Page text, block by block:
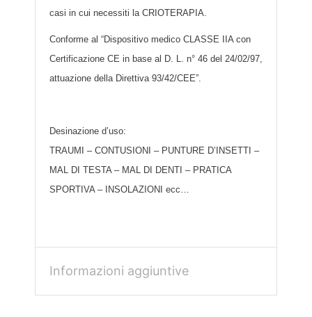
casi in cui necessiti la CRIOTERAPIA.
Conforme al “Dispositivo medico CLASSE IIA con
Certificazione CE in base al D. L. n° 46 del 24/02/97,
attuazione della Direttiva 93/42/CEE”.
Desinazione d’uso:
TRAUMI – CONTUSIONI – PUNTURE D’INSETTI –
MAL DI TESTA – MAL DI DENTI – PRATICA
SPORTIVA – INSOLAZIONI ecc…
Informazioni aggiuntive